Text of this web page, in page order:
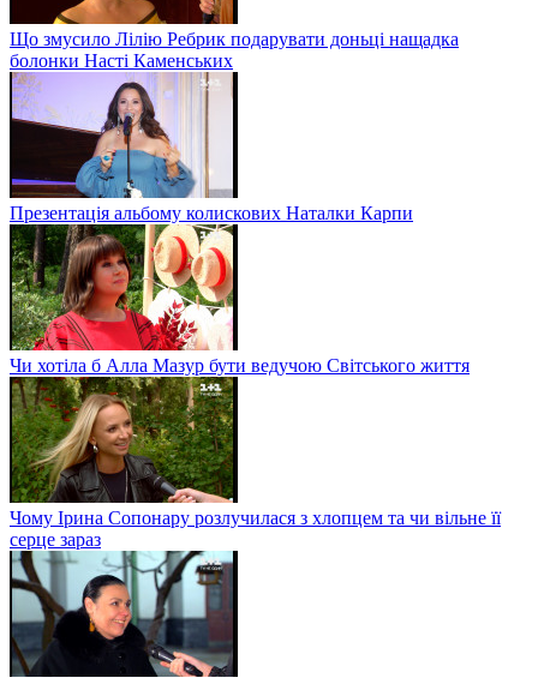
Що змусило Лілію Ребрик подарувати доньці нащадка
болонки Насті Каменських
Презентація альбому колискових Наталки Карпи
Чи хотіла б Алла Мазур бути ведучою Світського життя
Чому Ірина Сопонару розлучилася з хлопцем та чи вільне її
серце зараз